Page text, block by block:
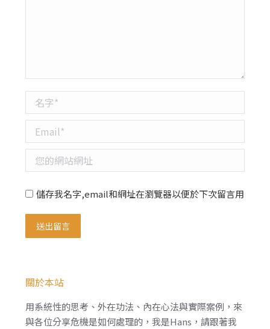
名字 *
Email *
您的網站網址
儲存我名字,email和網址在瀏覽器以便於下次留言用
送出留言
關於本站
用系統性的思考、外在功法、內在心法與實際案例，來
與各位分享危機是如何處理的，我是Hans，請跟著我